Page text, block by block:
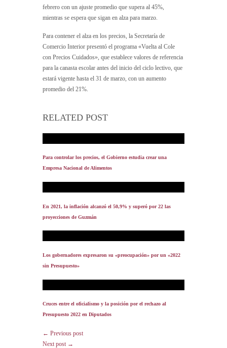
febrero con un ajuste promedio que supera al 45%,
mientras se espera que sigan en alza para marzo.
Para contener el alza en los precios, la Secretaría de
Comercio Interior presentó el programa «Vuelta al Cole
con Precios Cuidados», que establece valores de referencia
para la canasta escolar antes del inicio del ciclo lectivo, que
estará vigente hasta el 31 de marzo, con un aumento
promedio del 21%.
RELATED POST
Para controlar los precios, el Gobierno estudia crear una
Empresa Nacional de Alimentos
En 2021, la inflación alcanzó el 50,9% y superó por 22 las
proyecciones de Guzmán
Los gobernadores expresaron su «preocupación» por un «2022
sin Presupuesto»
Cruces entre el oficialismo y la posición por el rechazo al
Presupuesto 2022 en Diputados
← Previous post
Next post →